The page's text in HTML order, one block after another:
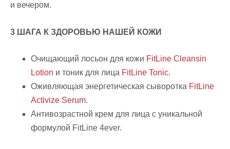
и вечером.
3 ШАГА К ЗДОРОВЬЮ НАШЕЙ КОЖИ
Очищающий лосьон для кожи FitLine Cleansin
Lotion и тоник для лица FitLine Tonic.
Оживляющая энергетическая сыворотка FitLine
Activize Serum.
Антивозрастной крем для лица с уникальной
формулой FitLine 4ever.